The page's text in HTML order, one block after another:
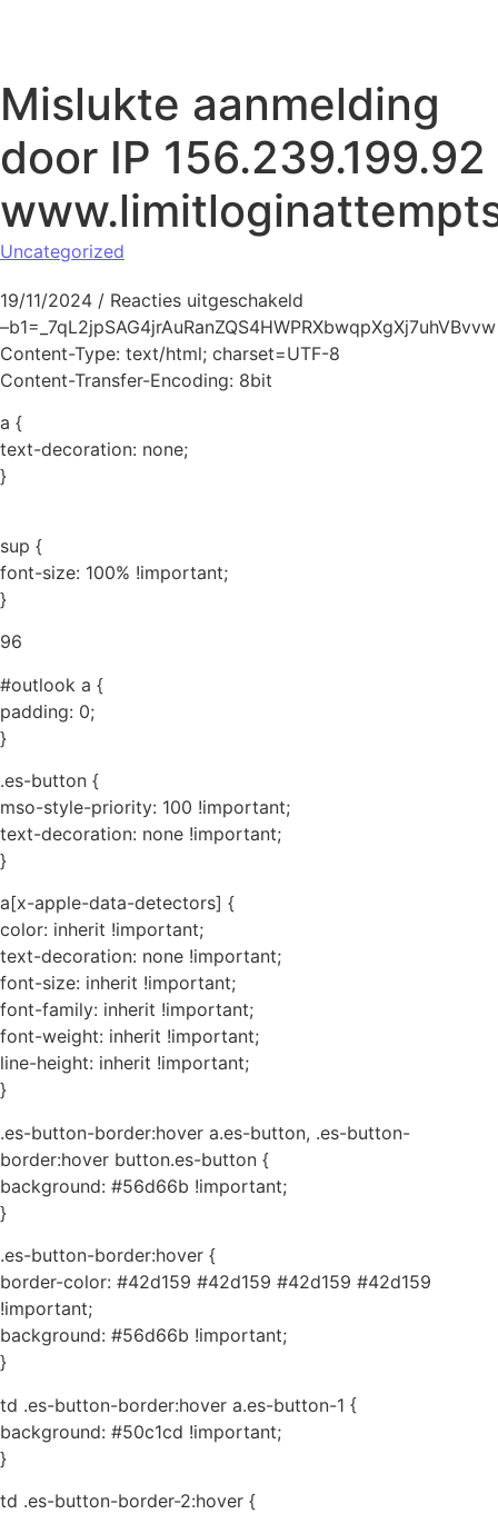
Mislukte aanmelding
door IP 156.239.199.92
Uncategorized
19/11/2024 / Reacties uitgeschakeld
–b1=_7qL2jpSAG4jrAuRanZQS4HWPRXbwqpXgXj7uhVBvvw
Content-Type: text/html; charset=UTF-8
Content-Transfer-Encoding: 8bit
a {
text-decoration: none;
}
sup {
font-size: 100% !important;
}
96
#outlook a {
padding: 0;
}
.es-button {
mso-style-priority: 100 !important;
text-decoration: none !important;
}
a[x-apple-data-detectors] {
color: inherit !important;
text-decoration: none !important;
font-size: inherit !important;
font-family: inherit !important;
font-weight: inherit !important;
line-height: inherit !important;
}
.es-button-border:hover a.es-button, .es-button-
border:hover button.es-button {
background: #56d66b !important;
}
.es-button-border:hover {
border-color: #42d159 #42d159 #42d159 #42d159
!important;
background: #56d66b !important;
}
td .es-button-border:hover a.es-button-1 {
background: #50c1cd !important;
}
td .es-button-border-2:hover {